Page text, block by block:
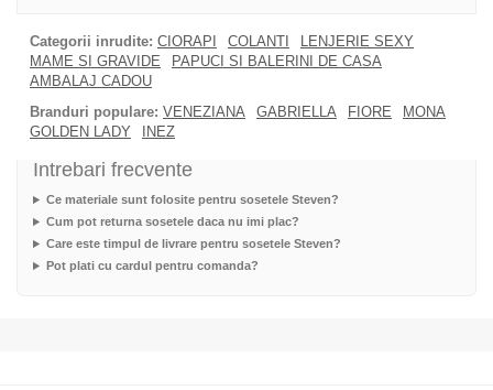
Categorii inrudite: CIORAPI COLANTI
LENJERIE SEXY
MAME SI GRAVIDE
PAPUCI SI BALERINI DE CASA
AMBALAJ CADOU
Branduri populare: VENEZIANA GABRIELLA FIORE
MONA
GOLDEN LADY
INEZ
Intrebari frecvente
Ce materiale sunt folosite pentru sosetele Steven?
Cum pot returna sosetele daca nu imi plac?
Care este timpul de livrare pentru sosetele Steven?
Pot plati cu cardul pentru comanda?